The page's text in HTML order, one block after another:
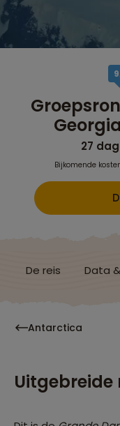
27
Bijkomende
De reis Data
Antarctica
Uitgebreide